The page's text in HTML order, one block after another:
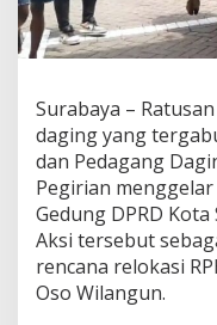
i
a
n
e
m
o
D
P
R
D
S
u
Surabaya –
daging yang
dan Pedagang
Pegirian
Gedung DPRD
Aksi tersebut
rencana relokasi
Oso Wilangun.